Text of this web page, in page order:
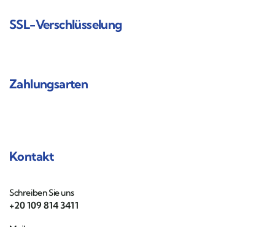
SSL-Verschlüsselung
Zahlungsarten
Kontakt
Schreiben Sie uns
+20 109 814 3411